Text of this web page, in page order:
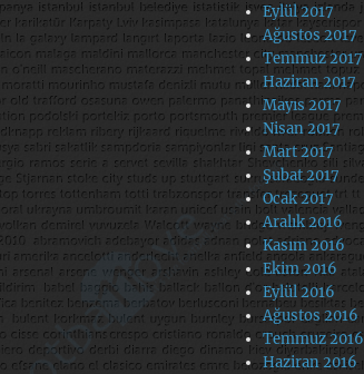
Eylül 2017
Ağustos 2017
Temmuz 2017
Haziran 2017
Mayıs 2017
Nisan 2017
Mart 2017
Şubat 2017
Ocak 2017
Aralık 2016
Kasım 2016
Ekim 2016
Eylül 2016
Ağustos 2016
Temmuz 2016
Haziran 2016